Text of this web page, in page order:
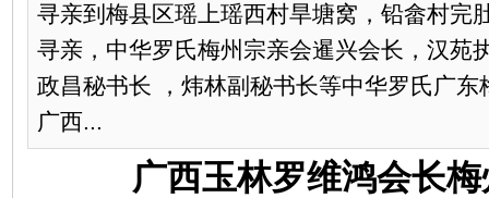
寻亲到梅县区瑶上瑶西村旱塘窝，铅畲村完
寻亲，中华罗氏梅州宗亲会暹兴会长，汉苑
政昌秘书长 ，炜林副秘书长等中华罗氏广东
广西...
广西玉林罗维鸿会长